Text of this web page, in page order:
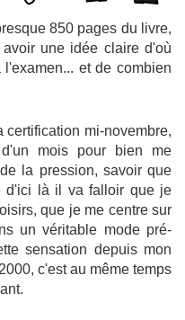
850 pages du livre,
une idée claire d'où
et de combien
mi-novembre,
mois pour bien me
la pression, savoir que
d'ici là il va falloir que je
que je me centre sur
un véritable mode pré-
sensation depuis mon
c'est au même temps